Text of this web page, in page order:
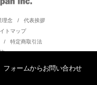
理念
代表挨拶
トマップ
特定商取引法
Rights Reserved
フォームからお問い合わせ